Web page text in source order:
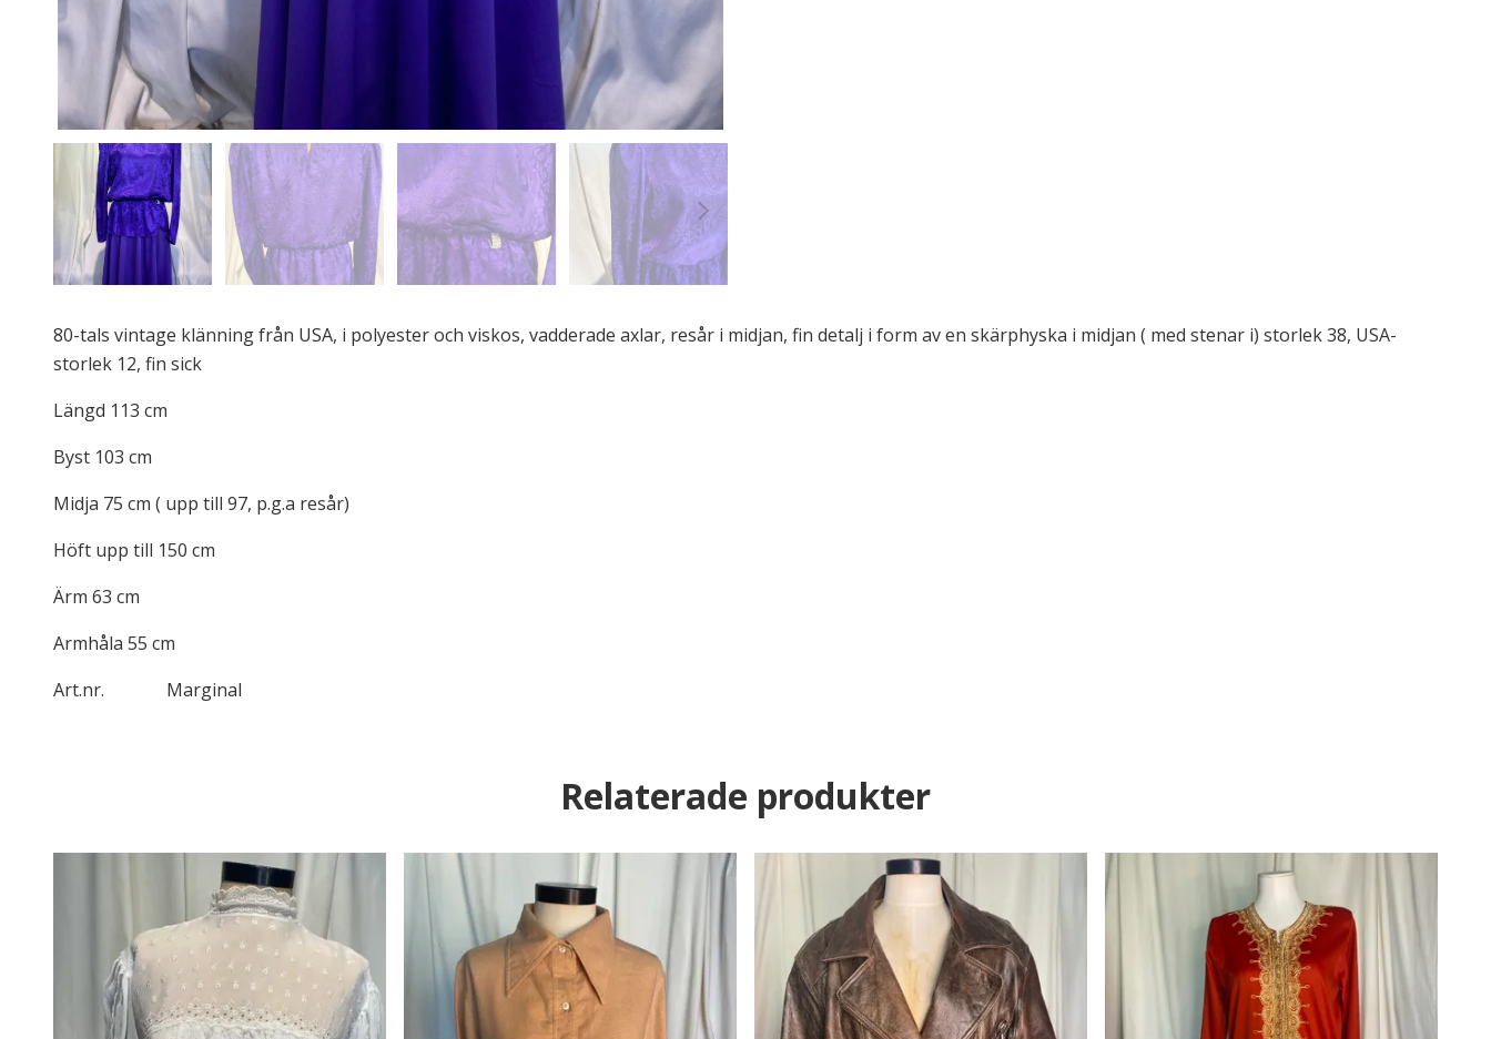
80-tals vintage klänning från USA, i polyester och viskos, vadderade axlar, resår i midjan, fin detalj i form av en skärphyska i midjan ( med stenar i) storlek 38, USA-
storlek 12, fin sick
Längd 113 cm
Byst 103 cm
Midja 75 cm ( upp till 97, p.g.a resår)
Höft upp till 150 cm
Ärm 63 cm
Armhåla 55 cm
Art.nr. Marginal
Relaterade produkter